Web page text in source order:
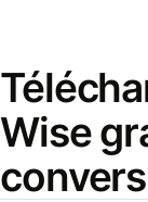
Wise